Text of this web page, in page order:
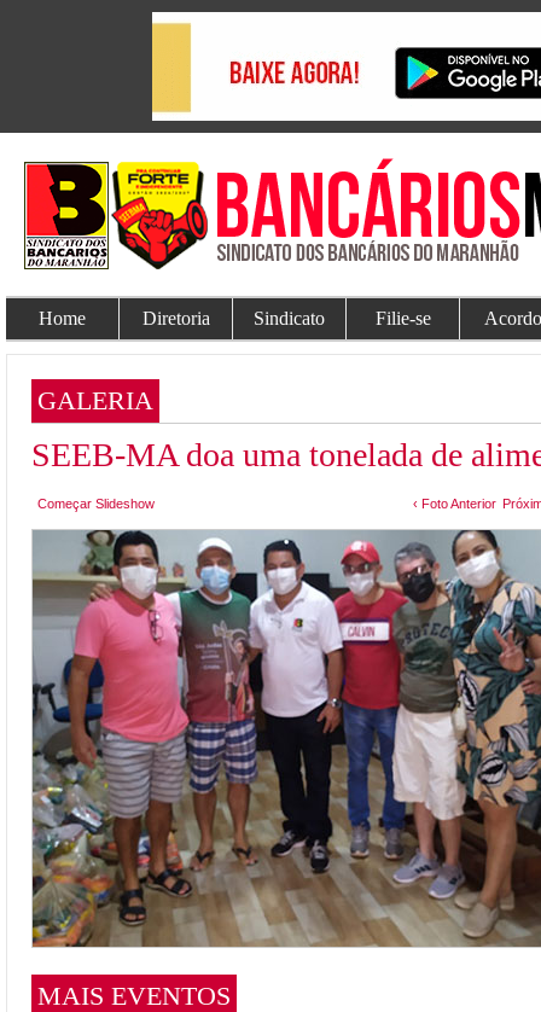
Home Diretoria Sindicato Filie-se
GALERIA
SEEB-MA doa uma tonelada de
Começar Slideshow ‹ Foto Anterior
MAIS EVENTOS